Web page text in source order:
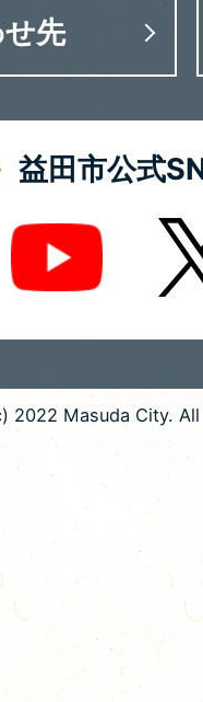
先
益田市公式
Youtube X
2022 Masuda City.